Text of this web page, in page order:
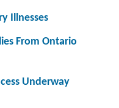
Illnesses
From Ontario
Underway